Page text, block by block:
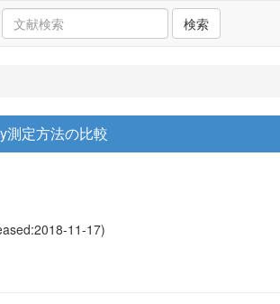
検索
測定方法の比較
11-17)